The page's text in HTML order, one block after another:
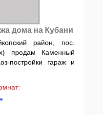
дома на Кубани
район, пос.
продам Каменный
постройки гараж и